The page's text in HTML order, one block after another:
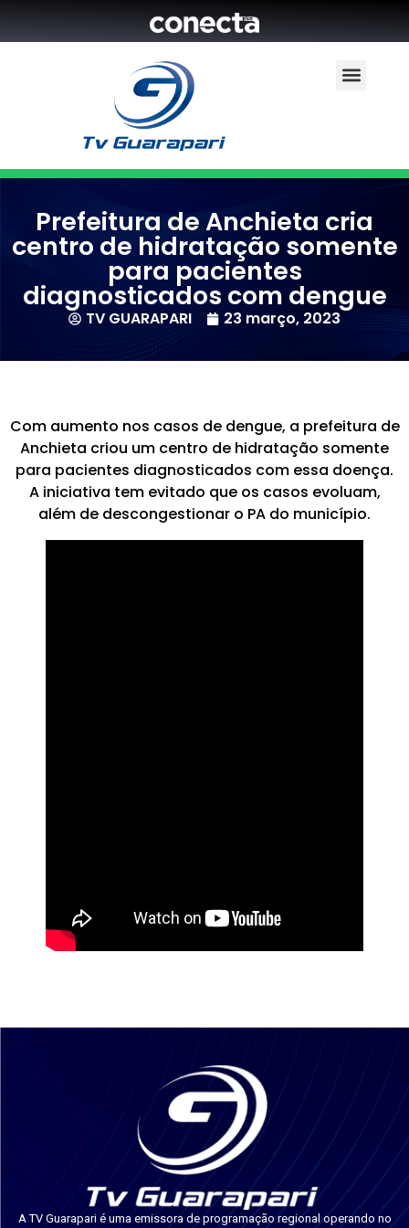
Prefeitura de Anchieta cria
centro de hidratação somente
para pacientes
diagnosticados com dengue
TV GUARAPARI 23 março, 2023
Com aumento nos casos de dengue, a prefeitura de
Anchieta criou um centro de hidratação somente
para pacientes diagnosticados com essa doença.
A iniciativa tem evitado que os casos evoluam,
além de descongestionar o PA do município.
A TV Guarapari é uma emissora de programação regional operando no